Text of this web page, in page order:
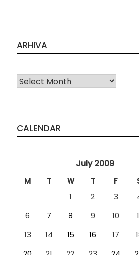
ARHIVA
Arhiva
CALENDAR
July 2009
M T W T F
1
2 3
6
7 8 9 10
13
14 15 16 17